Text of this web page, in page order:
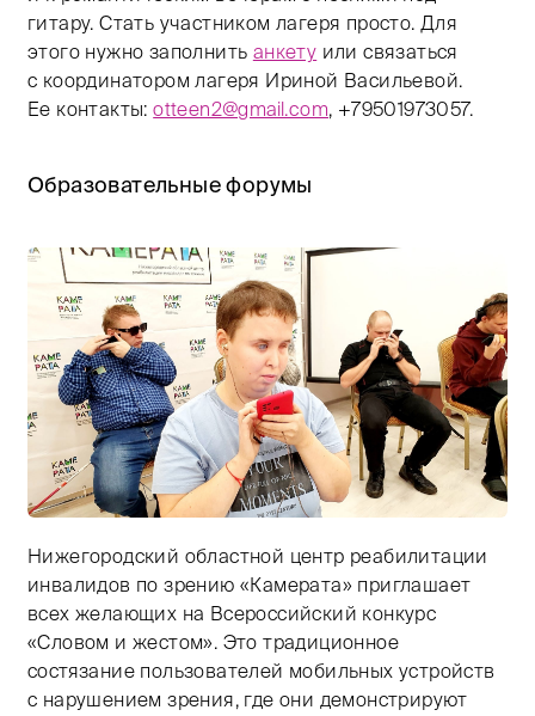
гитару. Стать участником лагеря просто. Для
этого нужно заполнить анкету или связаться
с координатором лагеря Ириной Васильевой.
Ее контакты:otteen2@gmail.com, +79501973057.
Образовательные форумы
Тифлокомментарий: цветная фотография. В
Нижегородский областной центр реабилитации
инвалидов по зрению «Камерата» приглашает
всех желающих на Всероссийский конкурс
«Словом и жестом». Это традиционное
состязание пользователей мобильных устройств
с нарушением зрения, где они демонстрируют